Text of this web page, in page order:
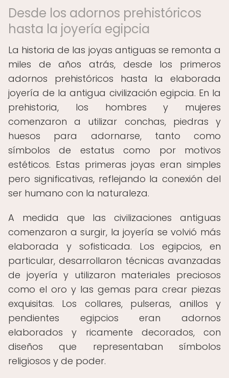
Desde los adornos prehistóricos
hasta la joyería egipcia
La historia de las joyas antiguas se remonta a
miles de años atrás, desde los primeros
adornos prehistóricos hasta la elaborada
joyería de la antigua civilización egipcia. En la
prehistoria, los hombres y mujeres
comenzaron a utilizar conchas, piedras y
huesos para adornarse, tanto como
símbolos de estatus como por motivos
estéticos. Estas primeras joyas eran simples
pero significativas, reflejando la conexión del
ser humano con la naturaleza.
A medida que las civilizaciones antiguas
comenzaron a surgir, la joyería se volvió más
elaborada y sofisticada. Los egipcios, en
particular, desarrollaron técnicas avanzadas
de joyería y utilizaron materiales preciosos
como el oro y las gemas para crear piezas
exquisitas. Los collares, pulseras, anillos y
pendientes egipcios eran adornos
elaborados y ricamente decorados, con
diseños que representaban símbolos
religiosos y de poder.